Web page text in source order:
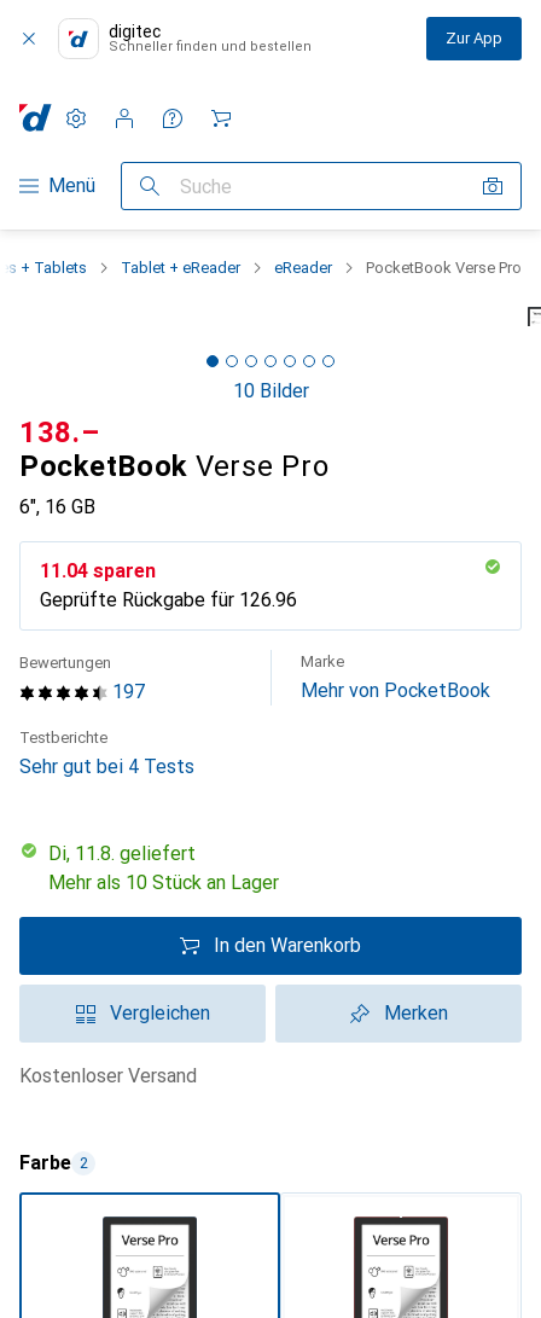
digitec
Schneller finden und bestellen Zur App
Navigation nach Kategorien
Menü Suche
Einstellungen
Kundenkonto
Vergleichslisten
Merklisten
Warenkorb
+ Tablets Tablet + eReader eReader PocketBook Verse Pro
10 Bilder
PocketBook Verse Pro
6", 16 GB
CHF
138.–
CHF
11.04 sparen
Geprüfte Rückgabe für CHF
126.96
197
Bewertungen Marke
Mehr von PocketBook
Testberichte
Sehr gut bei 4 Tests
Di, 11.8. geliefert
Mehr als 10 Stück an Lager
In den Warenkorb
Vergleichen Merken
kostenloser Versand
Farbe 2